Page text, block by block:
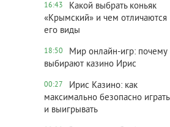
16:43
Какой выбрать коньяк
«Крымский» и чем отличаются
его виды
18:50
Мир онлайн-игр: почему
выбирают казино Ирис
00:27
Ирис Казино: как
максимально безопасно играть
и выигрывать